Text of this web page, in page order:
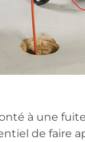
à une
de faire